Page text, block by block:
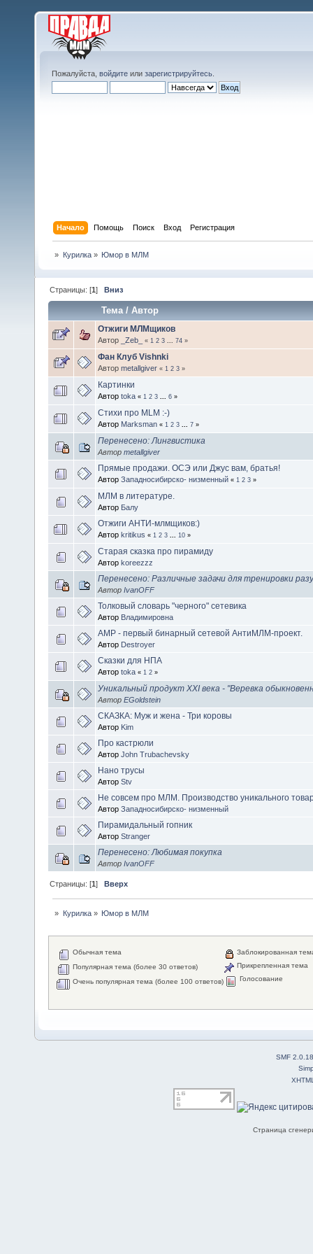
Пожалуйста, войдите или зарегистрируйтесь
Начало Помощь Поиск Вход Регистрация
» Курилка» Юмор в МЛМ
Страницы: [1]Вниз
Тема/Автор
Отжиги МЛМщиков
Автор _Zeb_ « 1 2 3 74 »
Фан Клуб Vishnki
Автор metallgiver « 1 2 3 »
Картинки
Автор toka « 1 2 3 6 »
Стихи про MLM :-)
Автор Marksman « 1 2 3 7 »
Перенесено: Лингвистика
Автор metallgiver
Прямые продажи. ОСЭ или Джус вам, братья!
Автор Западносибирско- низменный « 1 2 3 »
МЛМ в литературе.
Автор Балу
Отжиги АНТИ-млмщиков:)
Автор kritikus « 1 2 3 10 »
Старая сказка про пирамиду
Автор koreezzz
Перенесено: Различные задачи для тренировки
Автор IvanOFF
Толковый словарь "черного" сетевика
Автор Владимировна
АМР - первый бинарный сетевой АнтиМЛМ-проект.
Автор Destroyer
Сказки для НПА
Автор toka « 1 2 »
Уникальный продукт XXI века - "Веревка
Автор EGoldstein
СКАЗКА: Муж и жена - Три коровы
Автор Kim
Про кастрюли
Автор John Trubachevsky
Нано трусы
Автор Stv
Не совсем про МЛМ. Производство уникального
Автор Западносибирско- низменный
Пирамидальный гопник
Автор Stranger
Перенесено: Любимая покупка
Автор IvanOFF
Страницы: [1]Вверх
» Курилка» Юмор в МЛМ
Обычная тема
Популярная тема (более 30 ответов)
Очень популярная тема (более 100 ответов)
Заблокированная
Прикрепленная тема
Голосование
SMF 2.0.18
Страница